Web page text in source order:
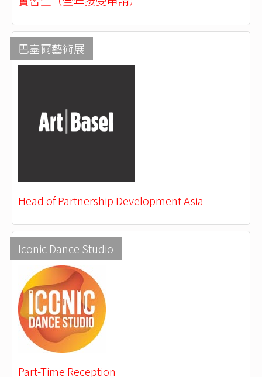
巴塞爾藝術展
Head of Partnership Development Asia
Iconic Dance Studio
Part-Time Reception